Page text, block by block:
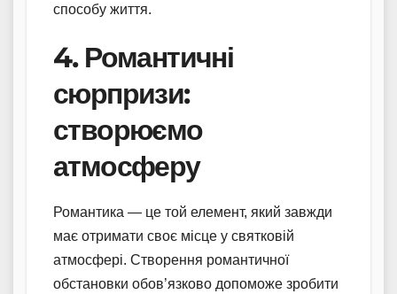
способу життя.
4. Романтичні
сюрпризи:
створюємо
атмосферу
Романтика — це той елемент, який завжди
має отримати своє місце у святковій
атмосфері. Створення романтичної
обстановки обов’язково допоможе зробити